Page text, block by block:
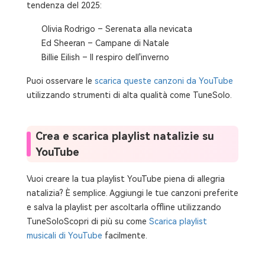
tendenza del 2025:
Olivia Rodrigo – Serenata alla nevicata
Ed Sheeran – Campane di Natale
Billie Eilish – Il respiro dell'inverno
Puoi osservare le scarica queste canzoni da YouTube
utilizzando strumenti di alta qualità come TuneSolo.
Crea e scarica playlist natalizie su
YouTube
Vuoi creare la tua playlist YouTube piena di allegria
natalizia? È semplice. Aggiungi le tue canzoni preferite
e salva la playlist per ascoltarla offline utilizzando
TuneSoloScopri di più su come Scarica playlist
musicali di YouTube facilmente.